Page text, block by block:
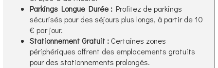
Parkings Longue Durée : Profitez de parkings
sécurisés pour des séjours plus longs, à partir de 10
€ par jour.
Stationnement Gratuit :Certaines zones
périphériques offrent des emplacements gratuits
pour des stationnements prolongés.